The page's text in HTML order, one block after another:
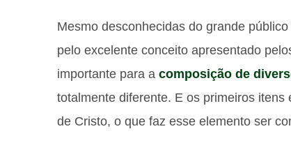
Mesmo desconhecidas do grande
pelo excelente conceito apresentado
importante para a composição de
totalmente diferente. E os primeiros
de Cristo, o que faz esse elemento ser